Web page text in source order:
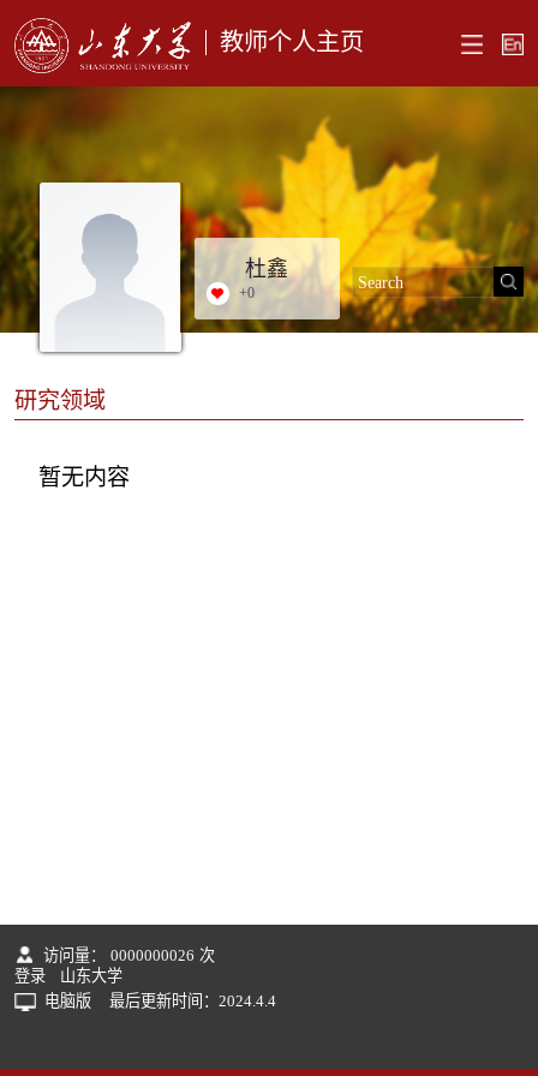
教师个人主页
杜鑫
+0
研究领域
暂无内容
访问量： 0000000026 次
登录
山东大学
电脑版
最后更新时间： 2024.4.4